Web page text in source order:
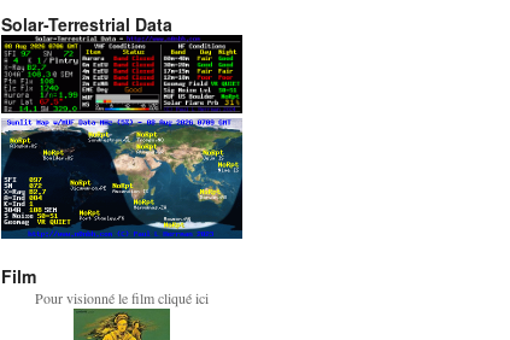
Solar-Terrestrial Data
Film
Pour visionné le film cliqué ici